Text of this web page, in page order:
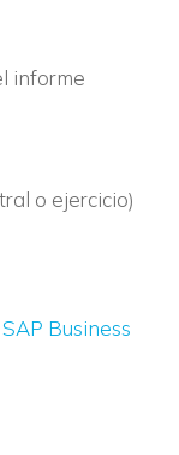
informe
o ejercicio)
Business